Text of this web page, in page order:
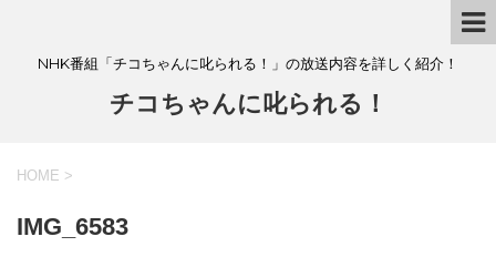
NHK番組「チコちゃんに叱られる！」の放送内容を詳しく紹介！
チコちゃんに叱られる！
HOME >
IMG_6583